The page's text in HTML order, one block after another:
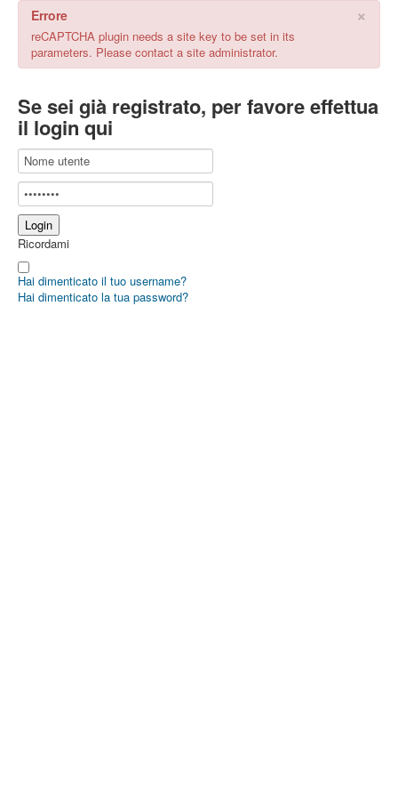
×
Errore
reCAPTCHA plugin needs a site key to be set in its
parameters. Please contact a site administrator.
Se sei già registrato, per favore effettua
il login qui
Ricordami
Hai dimenticato il tuo username?
Hai dimenticato la tua password?